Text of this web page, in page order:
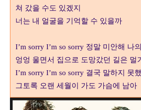
쳐 갔을 수도 있겠지
너는 내 얼굴을 기억할 수 있을까
I’m sorry I’m so sorry 정말 미안해 나
엉엉 울면서 집으로 도망갔던 길은 멀
I’m sorry I’m so sorry 결국 말하지 못
그토록 오랜 세월이 가도 가슴에 남아